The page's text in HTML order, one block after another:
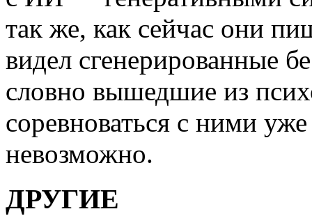
так же, как сейчас они
видел сгенерированные
словно вышедшие из
соревноваться с ними
невозможно.
ДРУГИЕ